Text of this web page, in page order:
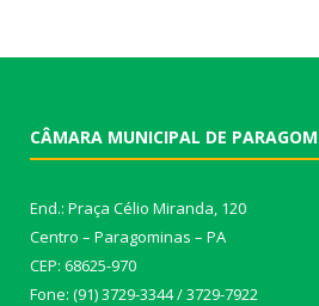
CÂMARA MUNICIPAL DE
End.: Praça Célio Miranda, 120
Centro – Paragominas – PA
CEP: 68625-970
Fone: (91) 3729-3344 / 3729-7922